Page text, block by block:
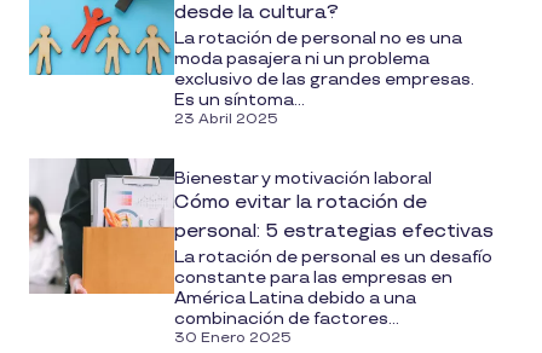
desde la cultura?
La rotación de personal no es una
moda pasajera ni un problema
exclusivo de las grandes empresas.
Es un síntoma...
23 Abril 2025
Bienestar y motivación laboral
Cómo evitar la rotación de
personal: 5 estrategias efectivas
La rotación de personal es un desafío
constante para las empresas en
América Latina debido a una
combinación de factores...
30 Enero 2025